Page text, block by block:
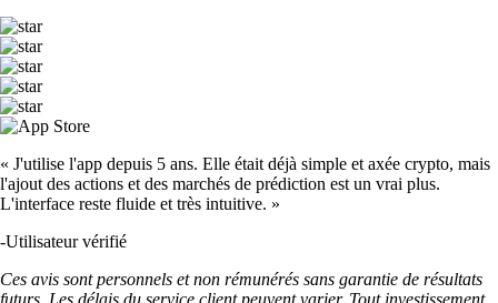
« J'utilise l'app depuis 5 ans. Elle était déjà simple et axée crypto, mais
l'ajout des actions et des marchés de prédiction est un vrai plus.
L'interface reste fluide et très intuitive. »
-Utilisateur vérifié
Ces avis sont personnels et non rémunérés sans garantie de résultats
futurs. Les délais du service client peuvent varier. Tout investissement